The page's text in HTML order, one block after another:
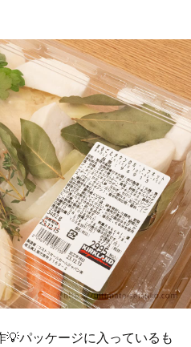
パッケージに入っているも